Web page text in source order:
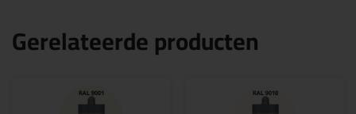
Gerelateerde producten